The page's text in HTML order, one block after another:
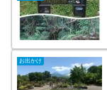
お出かけ